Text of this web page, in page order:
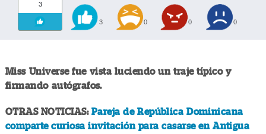
3
3 0 0 0
Miss Universe fue vista luciendo un traje típico y
firmando autógrafos.
OTRAS NOTICIAS: Pareja de República Dominicana
comparte curiosa invitación para casarse en Antigua